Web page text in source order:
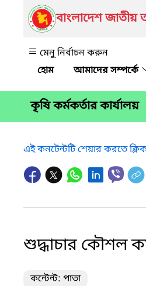
বাংলাদেশ জাতীয়
মেনু নির্বাচন করুন
আমাদের সম্পর্কে
কৃষি কর্মকর্তার কার্যালয়
এই কনটেন্টটি শেয়ার করতে
শুদ্ধাচার কৌশল
কন্টেন্ট: পাতা